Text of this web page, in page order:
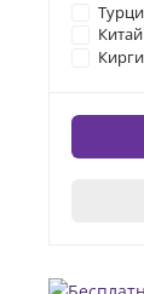
Китай